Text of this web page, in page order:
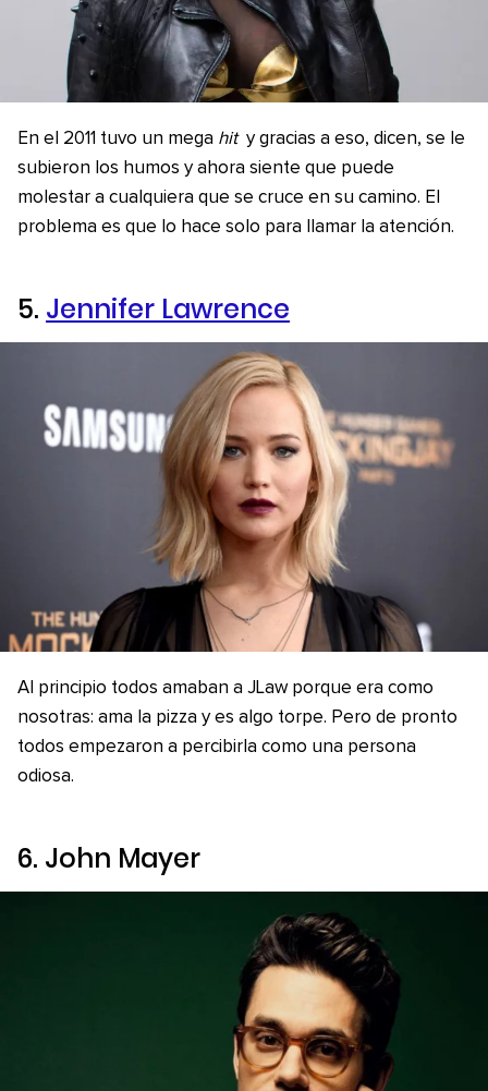
En el 2011 tuvo un mega hit y gracias a eso, dicen, se le
subieron los humos y ahora siente que puede
molestar a cualquiera que se cruce en su camino. El
problema es que lo hace solo para llamar la atención.
5. Jennifer Lawrence
Al principio todos amaban a JLaw porque era como
nosotras: ama la pizza y es algo torpe. Pero de pronto
todos empezaron a percibirla como una persona
odiosa.
6. John Mayer